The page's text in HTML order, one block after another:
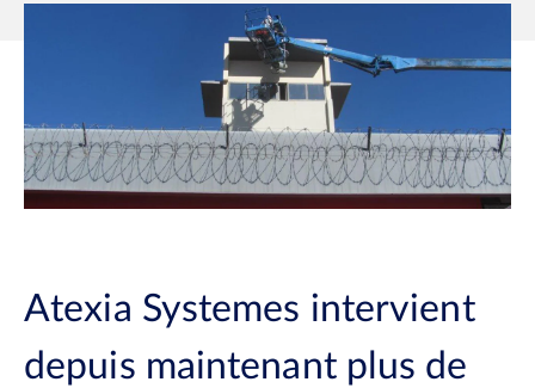
Atexia Systemes intervient
depuis maintenant plus de